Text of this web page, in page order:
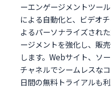
ーエンゲージメントツー
による自動化と、ビデオ
よるパーソナライズされ
ージメントを強化し、販
します。Webサイト、ソ
チャネルでシームレスな
日間の無料トライアルも利